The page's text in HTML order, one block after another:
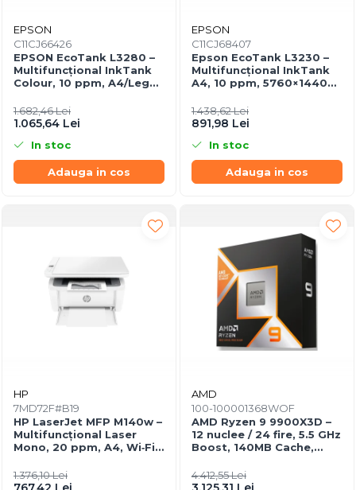
EPSON
C11CJ66426
EPSON EcoTank L3280 –
Multifuncțional InkTank
Colour, 10 ppm, A4/Legal,
1.682,46 Lei
1.065,64 Lei
In stoc
Adauga in cos
EPSON
C11CJ68407
Epson EcoTank L3230 –
Multifuncțional InkTank
A4, 10 ppm, 5760×1440
1.438,62 Lei
891,98 Lei
In stoc
Adauga in cos
HP
7MD72F#B19
HP LaserJet MFP M140w –
Multifuncțional Laser
Mono, 20 ppm, A4, Wi‑Fi,
1.376,10 Lei
AMD
100-100001368WOF
AMD Ryzen 9 9900X3D –
12 nuclee / 24 fire, 5.5 GHz
Boost, 140MB Cache,
4.412,55 Lei